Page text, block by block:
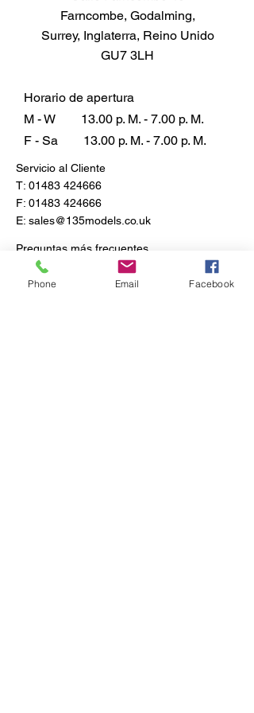
Farncombe, Godalming,
Surrey, Inglaterra, Reino Unido
GU7 3LH
Horario de apertura
M - W
13.00 p. M. - 7.00 p. M.
F - Sa
13.00 p. M. - 7.00 p. M.
Servicio al Cliente
T: 01483 424666
F: 01483 424666
E: sales@135models.co.uk
Preguntas más frecuentes
Envío y devoluciones
Política de la tienda
Phone Email Facebook